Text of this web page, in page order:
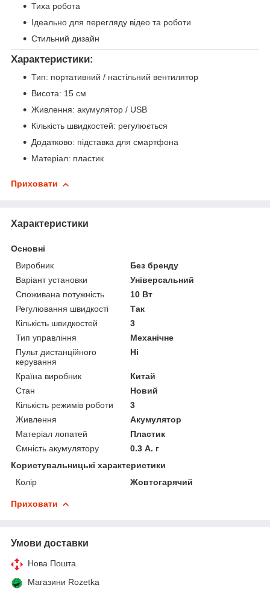
Тиха робота
Ідеально для перегляду відео та роботи
Стильний дизайн
Характеристики:
Тип: портативний / настільний вентилятор
Висота: 15 см
Живлення: акумулятор / USB
Кількість швидкостей: регулюється
Додатково: підставка для смартфона
Матеріал: пластик
Приховати
Характеристики
Основні
Виробник
Без бренду
Варіант установки
Універсальний
Споживана потужність
10 Вт
Регулювання швидкості
Так
Кількість швидкостей
3
Тип управління
Механічне
Пульт дистанційного
керування
Ні
Країна виробник
Китай
Стан
Новий
Кількість режимів роботи
3
Живлення
Акумулятор
Матеріал лопатей
Пластик
Ємність акумулятору
0.3 А. г
Користувальницькі характеристики
Колір
Жовтогарячий
Приховати
Умови доставки
Нова Пошта
Магазини Rozetka